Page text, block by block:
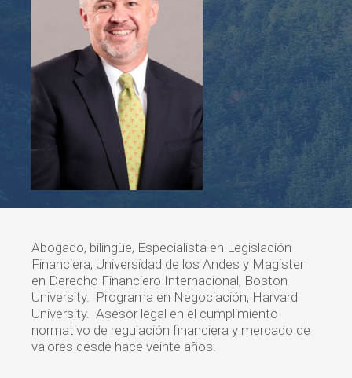
Abogado, bilingüe, Especialista en Legislación
Financiera, Universidad de los Andes y Magister
en Derecho Financiero Internacional, Boston
University. Programa en Negociación, Harvard
University. Asesor legal en el cumplimiento
normativo de regulación financiera y mercado de
valores desde hace veinte años.